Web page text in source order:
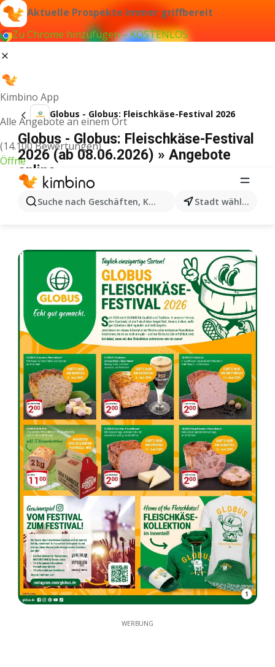
Aktuelle Prospekte immer griffbereit
Zu Chrome hinzufügen – KOSTENLOS
Kimbino App
Alle Angebote an einem Ort
(14.100 Bewertungen)
Öffne
Suche nach Geschäften, Kategorien, Produkten...
Stadt wählen
Globus - Globus: Fleischkäse-Festival 2026
Globus - Globus: Fleischkäse-Festival
2026 (ab 08.06.2026) » Angebote
online
1
WERBUNG